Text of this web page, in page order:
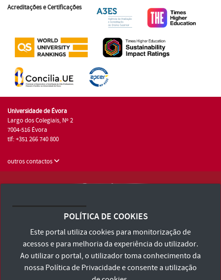
Acreditações e Certificações
Universidade de Évora
Largo dos Colegiais, Nº 2
7004-516 Évora
tlf: +351 266 740 800
outros contactos
Consulte os Termos e Condições e Política de Privacidade
Declaração de Acessibilidade
POLÍTICA DE COOKIES
Este portal utiliza cookies para monitorização de
acessos e para melhoria da experiência do utilizador.
Ao utilizar o portal, o utilizador toma conhecimento da
nossa Política de Privacidadee consente a utilização